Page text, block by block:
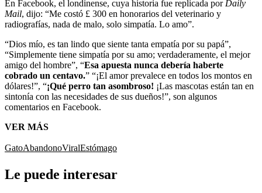
En Facebook, el londinense, cuya historia fue replicada por Daily
Mail, dijo: “Me costó £ 300 en honorarios del veterinario y
radiografías, nada de malo, solo simpatía. Lo amo”.
“Dios mío, es tan lindo que siente tanta empatía por su papá”,
“Simplemente tiene simpatía por su amo; verdaderamente, el mejor
amigo del hombre”, “Esa apuesta nunca debería haberte
cobrado un centavo.” “¡El amor prevalece en todos los montos en
dólares!”, “¡Qué perro tan asombroso! ¡Las mascotas están tan en
sintonía con las necesidades de sus dueños!”, son algunos
comentarios en Facebook.
VER MÁS
GatoAbandonoViralEstómago
Le puede interesar